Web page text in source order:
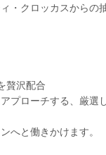
・クロッカスからの
贅沢配合
プローチする、厳選
へと働きかけます。